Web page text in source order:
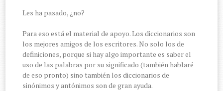
Les ha pasado, ¿no?
Para eso está el material de apoyo. Los diccionarios son
los mejores amigos de los escritores. No solo los de
definiciones, porque si hay algo importante es saber el
uso de las palabras por su significado (también hablaré
de eso pronto) sino también los diccionarios de
sinónimos y antónimos son de gran ayuda.